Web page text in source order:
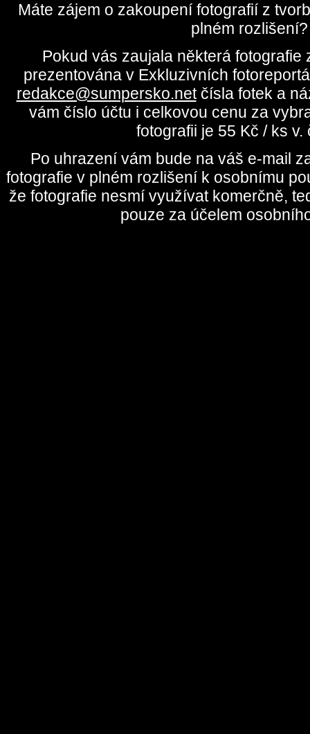
Máte zájem o zakoupení fotografií z
plném rozlišení?
Pokud vás zaujala některá fotografie
prezentována v Exkluzivních
redakce@sumpersko.netčísla fotek a
vám číslo účtu i celkovou cenu za
fotografii je 55 Kč / ks v.
Po uhrazení vám bude na váš e-mail
fotografie v plném rozlišení k osobnímu
že fotografie nesmí využívat komerčně,
pouze za účelem